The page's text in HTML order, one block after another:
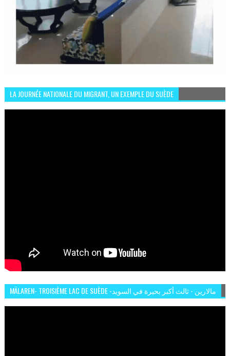
LA JOURNÉE NATIONALE DU MIGRANT, UN EXEMPLE DU SUÈDE
MÄLAREN- TROISIÈME LAC DE SUÈDE -مالارين - ثالث أكبر بحيرة في السويد